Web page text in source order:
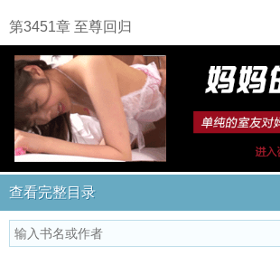
第3451章 至尊回归
查看完整目录